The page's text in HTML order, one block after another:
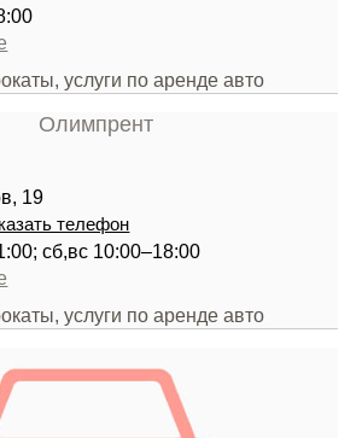
услуги по аренде авто
19
телефон
сб,вс 10:00–18:00
услуги по аренде авто